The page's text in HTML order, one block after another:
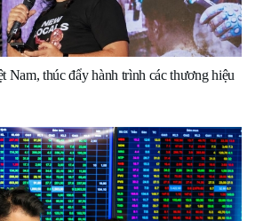
Nam, thúc đẩy hành trình các thương hiệu